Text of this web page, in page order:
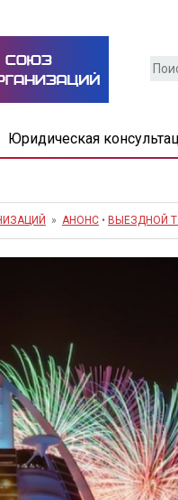
Юридическая
» АНОНС • ВЫЕЗДНОЙ